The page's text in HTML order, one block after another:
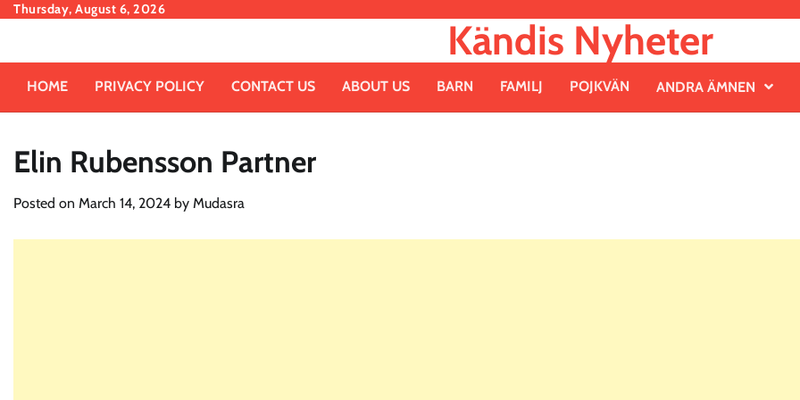
SkipThursday, August 6, 2026
Kändis Nyheter
HOME PRIVACY POLICY CONTACT US ABOUT US BARN FAMILJ POJKVÄN ANDRA ÄMNEN
Elin Rubensson Partner
Posted on March 14, 2024 by Mudasra